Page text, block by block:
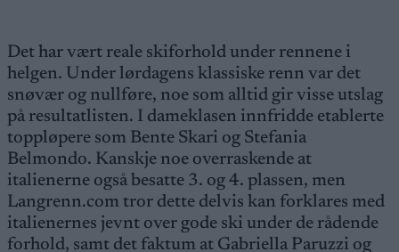
Det har vært reale skiforhold under rennene i
helgen. Under lørdagens klassiske renn var det
snøvær og nullføre, noe som alltid gir visse utslag
på resultatlisten. I dameklasen innfridde etablerte
toppløpere som Bente Skari og Stefania
Belmondo. Kanskje noe overraskende at
italienerne også besatte 3. og 4. plassen, men
Langrenn.com tror dette delvis kan forklares med
italienernes jevnt over gode ski under de rådende
forhold, samt det faktum at Gabriella Paruzzi og